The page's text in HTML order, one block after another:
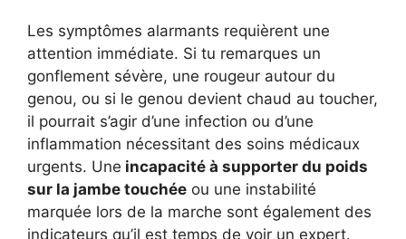
Les symptômes alarmants requièrent une
attention immédiate. Si tu remarques un
gonflement sévère, une rougeur autour du
genou, ou si le genou devient chaud au toucher,
il pourrait s’agir d’une infection ou d’une
inflammation nécessitant des soins médicaux
urgents. Une incapacité à supporter du poids
sur la jambe touchée ou une instabilité
marquée lors de la marche sont également des
indicateurs qu’il est temps de voir un expert.